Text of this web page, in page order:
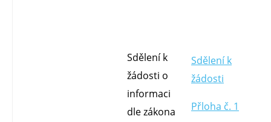
Sdělení k
žádosti o
informaci
dle zákona
Sdělení k
žádosti
Přloha č. 1